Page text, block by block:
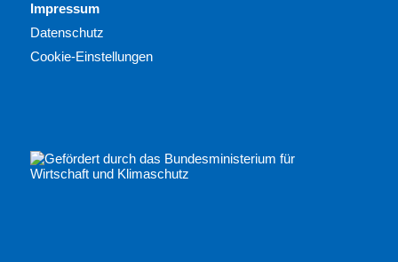
Impressum
Datenschutz
Cookie-Einstellungen